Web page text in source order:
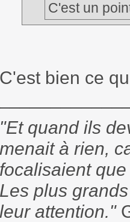
C'est un
C'est bien ce
"Et quand ils
menait à rien,
focalisaient
Les plus
leur attention."